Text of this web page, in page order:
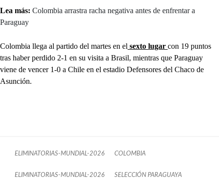
Lea más: Colombia arrastra racha negativa antes de enfrentar a
Paraguay
Colombia llega al partido del martes en el sexto lugar con 19 puntos
tras haber perdido 2-1 en su visita a Brasil, mientras que Paraguay
viene de vencer 1-0 a Chile en el estadio Defensores del Chaco de
Asunción.
ELIMINATORIAS-MUNDIAL-2026 COLOMBIA
ELIMINATORIAS-MUNDIAL-2026 SELECCIÓN PARAGUAYA